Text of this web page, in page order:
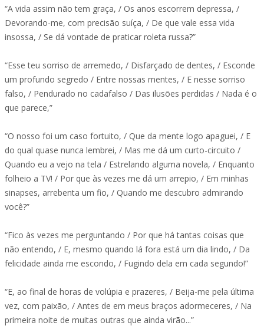
“A vida assim não tem graça, / Os anos escorrem depressa, /
Devorando-me, com precisão suíça, / De que vale essa vida
insossa, / Se dá vontade de praticar roleta russa?”
“Esse teu sorriso de arremedo, / Disfarçado de dentes, / Esconde
um profundo segredo / Entre nossas mentes, / E nesse sorriso
falso, / Pendurado no cadafalso / Das ilusões perdidas / Nada é o
que parece,”
“O nosso foi um caso fortuito, / Que da mente logo apaguei, / E
do qual quase nunca lembrei, / Mas me dá um curto-circuito /
Quando eu a vejo na tela / Estrelando alguma novela, / Enquanto
folheio a TV! / Por que às vezes me dá um arrepio, / Em minhas
sinapses, arrebenta um fio, / Quando me descubro admirando
você?”
“Fico às vezes me perguntando / Por que há tantas coisas que
não entendo, / E, mesmo quando lá fora está um dia lindo, / Da
felicidade ainda me escondo, / Fugindo dela em cada segundo!”
“E, ao final de horas de volúpia e prazeres, / Beija-me pela última
vez, com paixão, / Antes de em meus braços adormeceres, / Na
primeira noite de muitas outras que ainda virão...”